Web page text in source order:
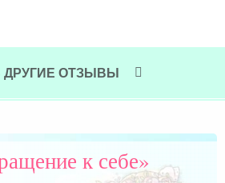
ДРУГИЕ ОТЗЫВЫ
к себе»